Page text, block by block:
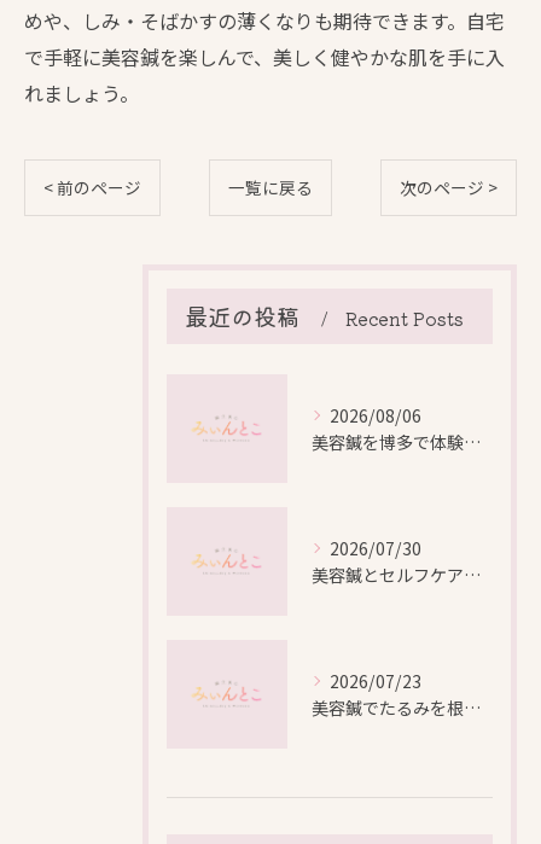
めや、しみ・そばかすの薄くなりも期待できます。自宅
で手軽に美容鍼を楽しんで、美しく健やかな肌を手に入
れましょう。
< 前のページ 一覧に戻る 次のページ >
最近の投稿 Recent Posts
2026/08/06
美容鍼を博多で体験する際の効果や安全性と料金比較徹底ガイド
2026/07/30
美容鍼とセルフケアで叶える愛知県名古屋市北区米が瀬町の新しい美しさ
2026/07/23
美容鍼でたるみを根本から改善し自然なリフトアップを叶える方法